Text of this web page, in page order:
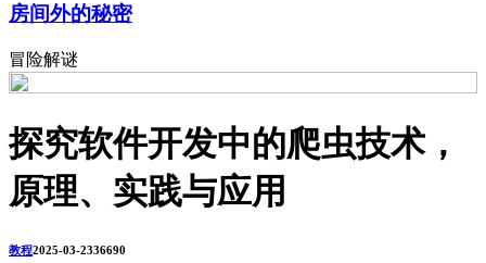
房间外的秘密
冒险解谜
探究软件开发中的爬虫技术，
原理、实践与应用
教程2025-03-2336690